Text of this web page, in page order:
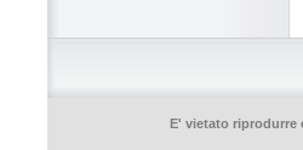
E' vietato